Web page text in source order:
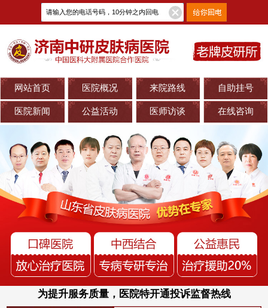
网站首页 医院概况 来院路线 自助挂号
医院新闻 公益活动 医师访谈 在线咨询
为提升服务质量，医院特开通投诉监督热线